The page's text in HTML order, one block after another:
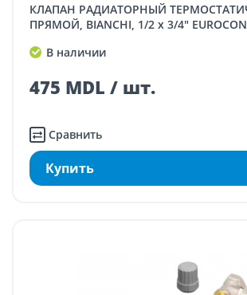
КЛАПАН РАДИАТОРНЫЙ ТЕРМОСТАТИЧЕСКИЙ
ПРЯМОЙ, BIANCHI, 1/2 x 3/4" EUROCON
В наличии
475 MDL / шт.
Сравнить
Купить